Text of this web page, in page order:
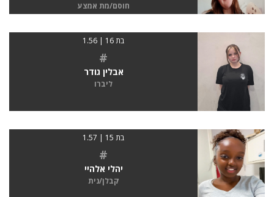
חוסם/מת אמצע
בת 16 | 1.56
#
אבלין גודר
ליברו
בת 15 | 1.57
#
יהלי אלהיי
קבלן/נית